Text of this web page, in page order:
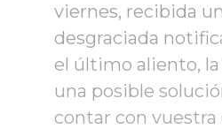
viernes, recibida
desgraciada
el último aliento,
una posible
contar con